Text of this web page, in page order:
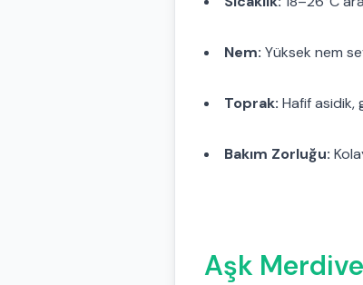
Nem: Yüksek nem
Toprak: Hafif asidik,
Bakım Zorluğu:
Aşk